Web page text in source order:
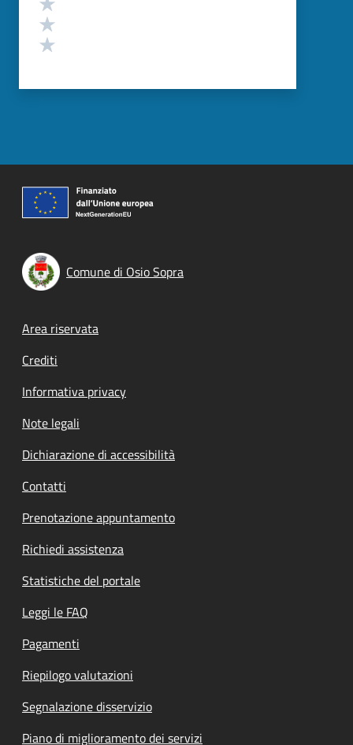
Comune di Osio Sopra
Footer menu
Area riservata
Crediti
Informativa privacy
Note legali
Dichiarazione di accessibilità
Contatti
Prenotazione appuntamento
Richiedi assistenza
Statistiche del portale
Leggi le FAQ
Pagamenti
Riepilogo valutazioni
Segnalazione disservizio
Piano di miglioramento dei servizi